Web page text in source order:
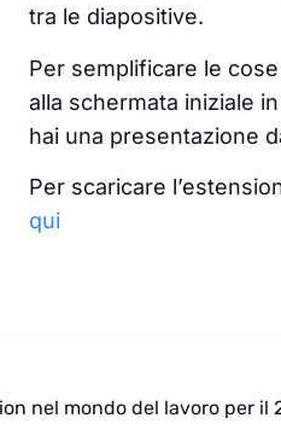
tra le diapositive.
Per semplificare le
alla schermata iniziale
hai una presentazione
Per scaricare
qui